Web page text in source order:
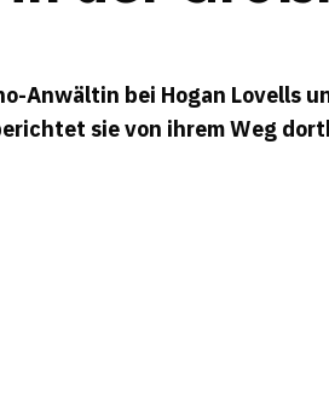
Anwältin bei Hogan Lovells
sie von ihrem Weg